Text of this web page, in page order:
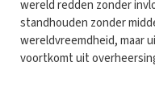
wereld redden zonder
standhouden zonder
wereldvreemdheid, maar
voortkomt uit